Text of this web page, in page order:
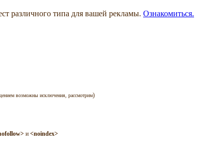
различного типа для вашей рекламы. Ознакомиться.
возможны исключения, рассмотрим)
и <noindex>